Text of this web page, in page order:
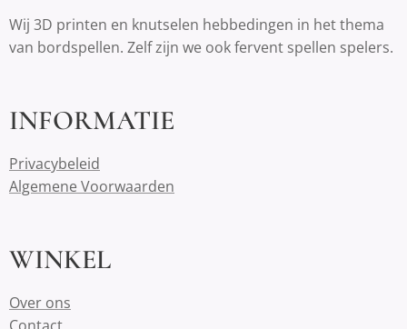
Wij 3D printen en knutselen hebbedingen in het thema
van bordspellen. Zelf zijn we ook fervent spellen spelers.
INFORMATIE
Privacybeleid
Algemene Voorwaarden
WINKEL
Over ons